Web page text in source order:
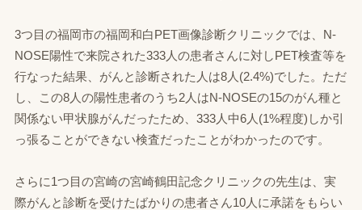
3つ目の福岡市の福岡和白PET画像診断クリニックでは、N‐
NOSE陽性で来院された333人の患者さんに対しPET検査等を
行なった結果、がんと診断された人は8人(2.4%)でした。ただ
し、この8人の陽性患者のうち2人はN‐NOSEの15のがん種と
関係ない甲状腺がんだったため、333人中6人(1%程度)しか引
っ張ることができない検査だったことがわかったのです。
さらに1つ目の宮崎の宮崎鶴田記念クリニックの先生は、実
際がんと診断を受けたばかりの患者さん10人に承諾をもらい